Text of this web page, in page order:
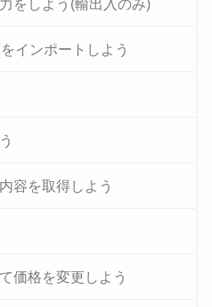
をしよう(輸出入のみ)
インポートしよう
容を取得しよう
価格を変更しよう